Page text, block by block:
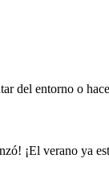
del entorno o
¡El verano ya